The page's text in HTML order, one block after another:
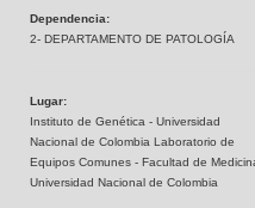
Dependencia:
2- DEPARTAMENTO DE PATOLOGÍA
Lugar:
Instituto de Genética - Universidad
Nacional de Colombia Laboratorio de
Equipos Comunes - Facultad de
Universidad Nacional de Colombia